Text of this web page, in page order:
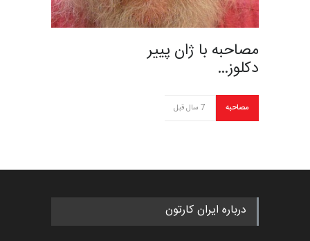
مصاحبه با ژان پییر
دکلوز…
مصاحبه 7 سال قبل
درباره ایران کارتون